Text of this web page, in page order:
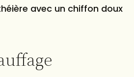
avec un chiffon doux